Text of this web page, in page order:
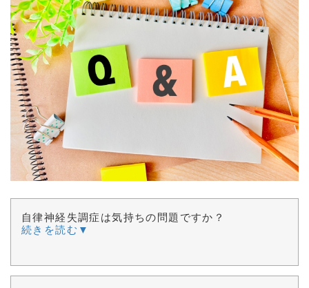
自律神経失調症は気持ちの問題ですか？
続きを読む▼